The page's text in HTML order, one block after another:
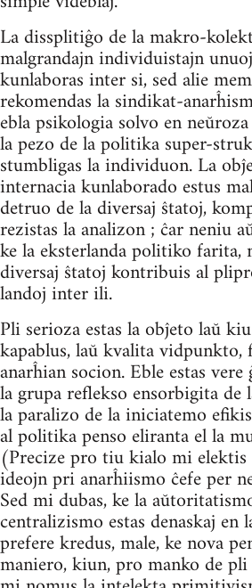
La dissplitiĝo de la makro-
malgrandajn individuistajn
kunlaboras inter si, sed alie
rekomendas la sindikat-
ebla psikologia solvo en
la pezo de la politika super-
stumbligas la individuon. La
internacia kunlaborado estus
detruo de la diversaj ŝtatoj,
rezistas la analizon ; ĉar neniu
ke la eksterlanda politiko farita,
diversaj ŝtatoj kontribuis al
landoj inter ili.
Pli serioza estas la obĵeto laŭ
kapablus, laŭ kvalita
anarĥian socion. Eble estas
la grupa reflekso ensorbigita de
la paralizo de la iniciatemo
al politika penso eliranta el la
(Precize pro tiu kialo mi
ideojn pri anarĥiismo ĉefe per
Sed mi dubas, ke la
centralizismo estas denaskaj
prefere kredus, male, ke nova
maniero, kiun, pro manko de